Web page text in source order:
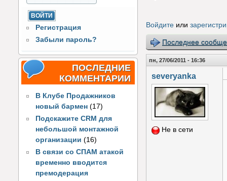
Регистрация
Забыли пароль?
ПОСЛЕДНИЕ
КОММЕНТАРИИ
В Клубе Продажников
новый бармен (17)
Подскажите CRM для
небольшой монтажной
организации (16)
В связи со СПАМ атакой
временно вводится
премодерация
Войдите или
Последнее
пн, 27/06/2011 - 16:36
severyanka
Не в сети